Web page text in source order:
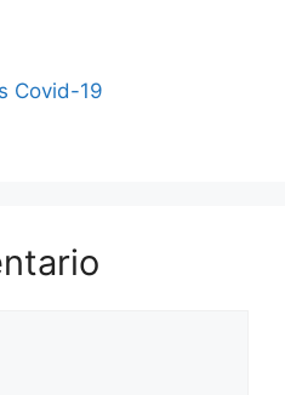
Covid-19